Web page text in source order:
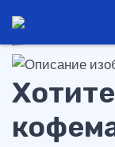
содержимому